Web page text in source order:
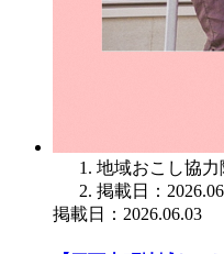
地域おこし協力
掲載日：
掲載日：2026.06.03